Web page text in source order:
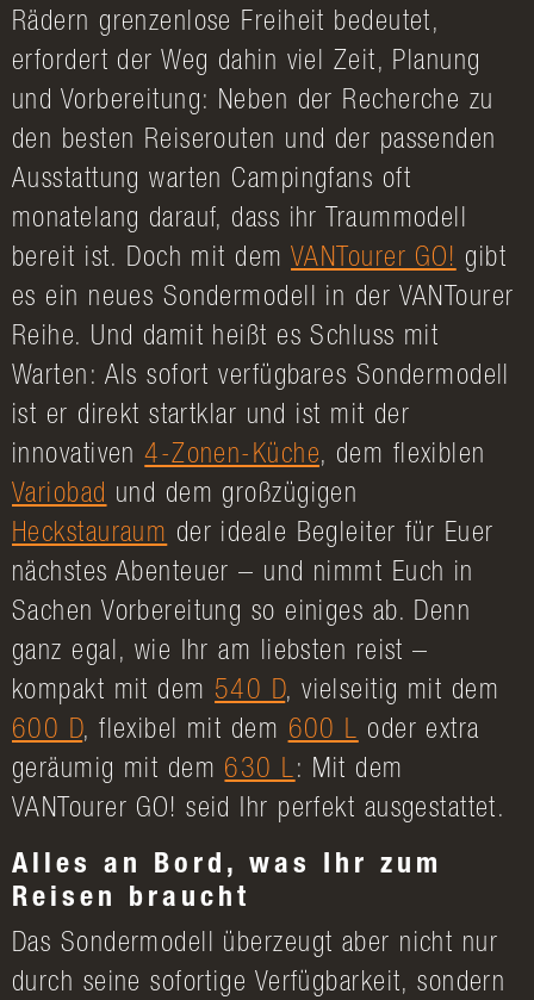
Rädern grenzenlose Freiheit bedeutet,
erfordert der Weg dahin viel Zeit, Planung
und Vorbereitung: Neben der Recherche zu
den besten Reiserouten und der passenden
Ausstattung warten Campingfans oft
monatelang darauf, dass ihr Traummodell
bereit ist. Doch mit dem VANTourer GO! gibt
es ein neues Sondermodell in der VANTourer
Reihe. Und damit heißt es Schluss mit
Warten: Als sofort verfügbares Sondermodell
ist er direkt startklar und ist mit der
innovativen4-Zonen-Küche, dem flexiblen
Variobad und dem großzügigen
Heckstauraum der ideale Begleiter für Euer
nächstes Abenteuer – und nimmt Euch in
Sachen Vorbereitung so einiges ab. Denn
ganz egal, wie Ihr am liebsten reist –
kompakt mit dem 540 D, vielseitig mit dem
600 D, flexibel mit dem 600 L oder extra
geräumig mit dem 630 L: Mit dem
VANTourer GO! seid Ihr perfekt ausgestattet.
Alles an Bord, was Ihr zum
Reisen braucht
Das Sondermodell überzeugt aber nicht nur
durch seine sofortige Verfügbarkeit, sondern